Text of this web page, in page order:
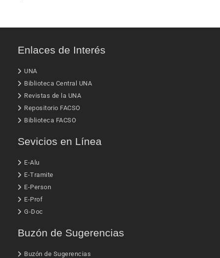
Enlaces de Interés
UNA
Biblioteca Central UNA
Revistas de la UNA
Repositorio FACSO
Biblioteca FACSO
Sevicios en Línea
E-Alu
E-Tramite
E-Person
E-Prof
G-Doc
Buzón de Sugerencias
Buzón de Sugerencias